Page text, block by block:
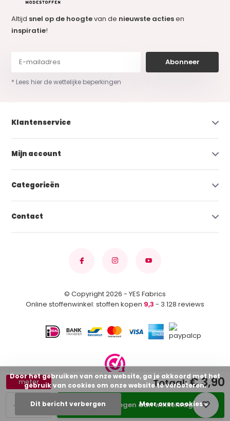
+
-
meter
Toevoegen aan winkelwagen
Totaal:€ 3,90
Altijd snel op de hoogtevan de nieuwste actiesen
inspiratie!
Abonneer
* Lees hier de wettelijke beperkingen
Klantenservice
Mijn account
Categorieën
Contact
© Copyright 2026 - YES Fabrics
Online stoffenwinkel: stoffen kopen 9,3 - 3.128 reviews
Door het gebruiken van onze website, ga je akkoord met het
gebruik van cookies om onze website te verbeteren.
Dit bericht verbergen Meer over cookies »